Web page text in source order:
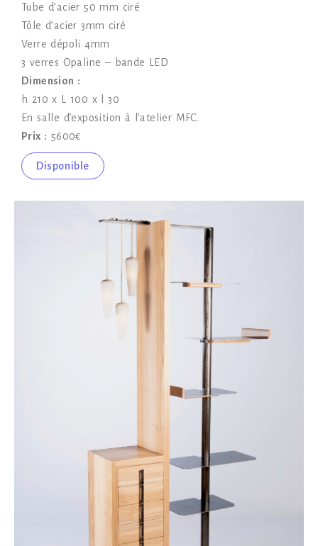
Tube d’acier 50 mm ciré
Tôle d’acier 3mm ciré
Verre dépoli 4mm
3 verres Opaline – bande LED
Dimension :
h 210 x L 100 x l 30
En salle d’exposition à l’atelier MFC.
Prix : 5600€
Disponible